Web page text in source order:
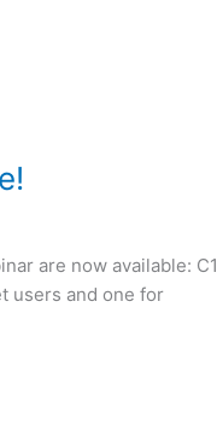
are now available: C1
users and one for